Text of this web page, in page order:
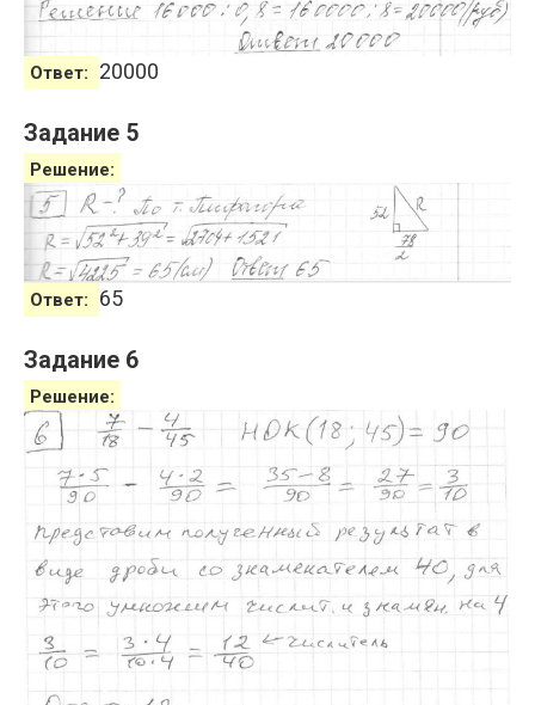
Ответ: 20000
Задание 5
Решение:
Ответ: 65
Задание 6
Решение: